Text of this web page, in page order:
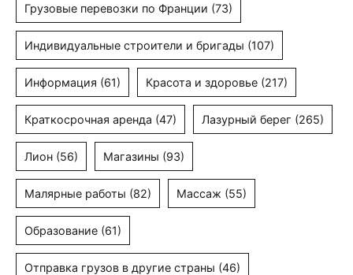
Грузовые перевозки по Франции (73)
Индивидуальные строители и бригады (107)
Информация (61) Красота и здоровье (217)
Краткосрочная аренда (47) Лазурный берег (265)
Лион (56) Магазины (93)
Малярные работы (82) Массаж (55)
Образование (61)
Отправка грузов в другие страны (46)